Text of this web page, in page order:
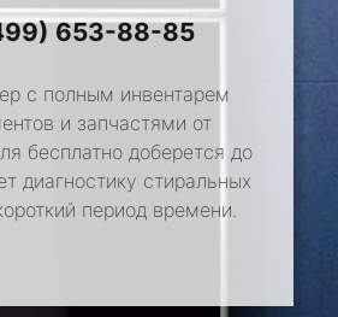
653-88-85
с полным инвентарем
и запчастями от
бесплатно доберется до
диагностику стиральных
период времени.